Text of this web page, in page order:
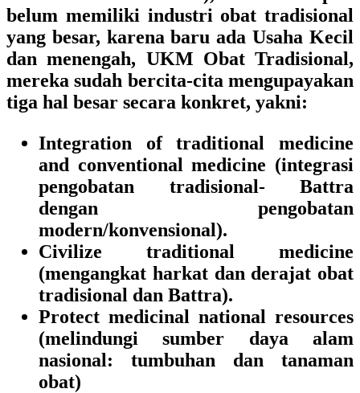
belum memiliki industri obat tradisional
yang besar, karena baru ada Usaha Kecil
dan menengah, UKM Obat Tradisional,
mereka sudah bercita-cita mengupayakan
tiga hal besar secara konkret, yakni:
Integration of traditional medicine
and conventional medicine (integrasi
pengobatan tradisional- Battra
dengan pengobatan
modern/konvensional).
Civilize traditional medicine
(mengangkat harkat dan derajat obat
tradisional dan Battra).
Protect medicinal national resources
(melindungi sumber daya alam
nasional: tumbuhan dan tanaman
obat)